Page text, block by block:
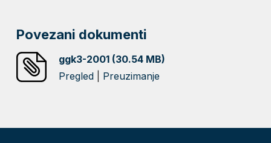
Povezani dokumenti
ggk3-2001 (30.54 MB)
Pregled
Preuzimanje